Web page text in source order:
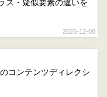
2025-12-08
ス・疑似要素の違いを
コンテンツディレクシ